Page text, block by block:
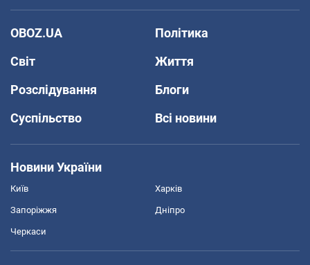
OBOZ.UA
Політика
Світ
Життя
Розслідування
Блоги
Суспільство
Всі новини
Новини України
Київ Харків
Запоріжжя Дніпро
Черкаси